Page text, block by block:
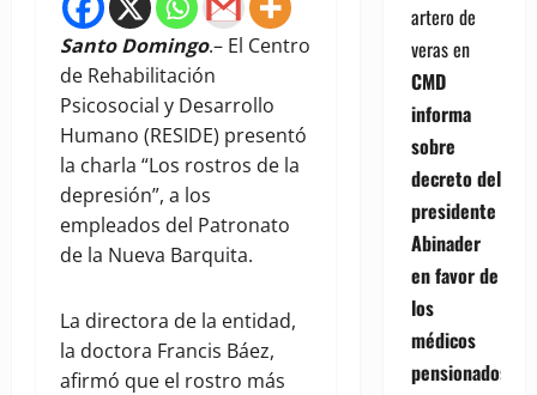
Santo Domingo.– El Centro
de Rehabilitación
Psicosocial y Desarrollo
Humano (RESIDE) presentó
la charla “Los rostros de la
depresión”, a los
empleados del Patronato
de la Nueva Barquita.
La directora de la entidad,
la doctora Francis Báez,
afirmó que el rostro más
artero de
verasen
CMD
informa
sobre
decreto del
presidente
Abinader
en favor de
los
médicos
pensionados